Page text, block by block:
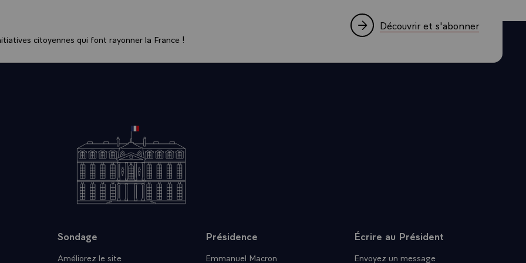
à propos de la Lire italienne ont provoqué un certain émoi, en Italie, et
le vice-président du Conseil demande que vous reveniez sur ces
vu dans nos campagnes, avec l'achat ou plus exactement les difficultés
"broutards". On l'a vu dans des régions comme le Pas-de-Calais avec
que cela comportait pour des pans entiers de l'économie, celle qui
le textile, l'habillement, la chaussure. Et par conséquent, on a eu là,
d'atteinte à une saine organisation d'un marché unique comme le
de gouvernement italien, de voir arriver une équipe qui semblait
avec courage contre ces tendances un peu laxistes. Je l'avais
dit lors du sommet de Florence, lorsque j'avais déclaré que je
citoyennes qui font rayonner la France !
Découvrir et s'abonner
Sondage
Améliorez le site
Présidence
Emmanuel Macron
Écrire au Président
Envoyez un message